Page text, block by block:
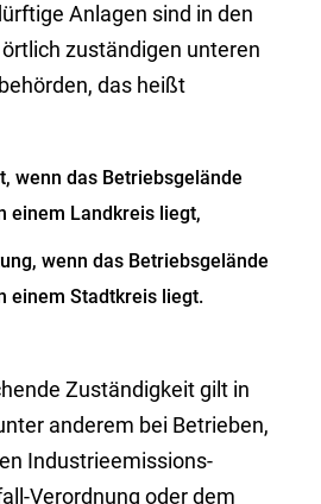
Anlagen sind in den
zuständigen unteren
das heißt
wenn das Betriebsgelände
einem Landkreis liegt,
wenn das Betriebsgelände
einem Stadtkreis liegt.
Zuständigkeit gilt in
anderem bei Betrieben,
Industrieemissions-
Verordnung oder dem